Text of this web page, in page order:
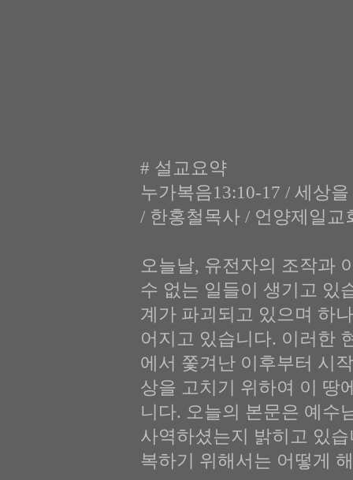
# 설교요약
누가복음13:10-17 / 세상
/ 한홍철목사 / 언양제일교
오늘날, 유전자의 조작과
수 없는 일들이 생기고 있
계가 파괴되고 있으며 하
어지고 있습니다. 이러한
에서 쫓겨난 이후부터 시
상을 고치기 위하여 이 땅
니다. 오늘의 본문은 예수
사역하셨는지 밝히고 있
복하기 위해서는 어떻게